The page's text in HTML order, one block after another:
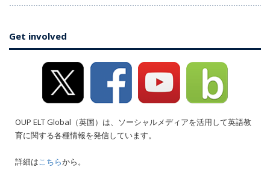
Get involved
OUP ELT Global（英国）は、ソーシャルメディアを活用して英語教
育に関する各種情報を発信しています。
詳細はこちらから。